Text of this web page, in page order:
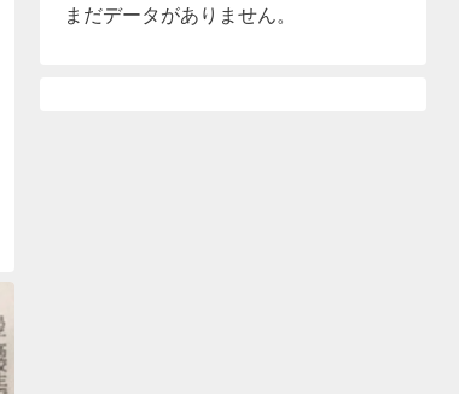
まだデータがありません。